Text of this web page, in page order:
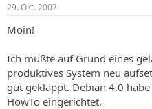
e
r
s
T
h
e
d
a
t
u
29. Okt. 2007
Moin!
Ich mußte auf Grund eines
produktives System neu
gut geklappt. Debian 4.0
HowTo eingerichtet.